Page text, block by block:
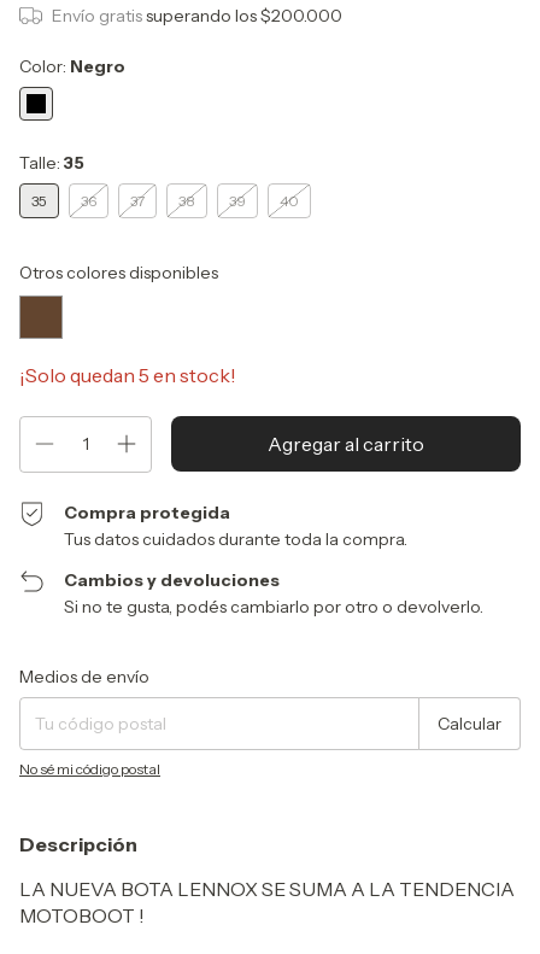
Envío gratissuperando los$200.000
Color: Negro
Talle: 35
35 36 37 38 39 40
Otros colores disponibles
¡Solo quedan 5 en stock!
Compra protegida
Tus datos cuidados durante toda la compra.
Cambios y devoluciones
Si no te gusta, podés cambiarlo por otro o devolverlo.
Entregas para el CP:
Medios de envío
Calcular
No sé mi código postal
Descripción
LA NUEVA BOTA LENNOX SE SUMA A LA TENDENCIA
MOTOBOOT !